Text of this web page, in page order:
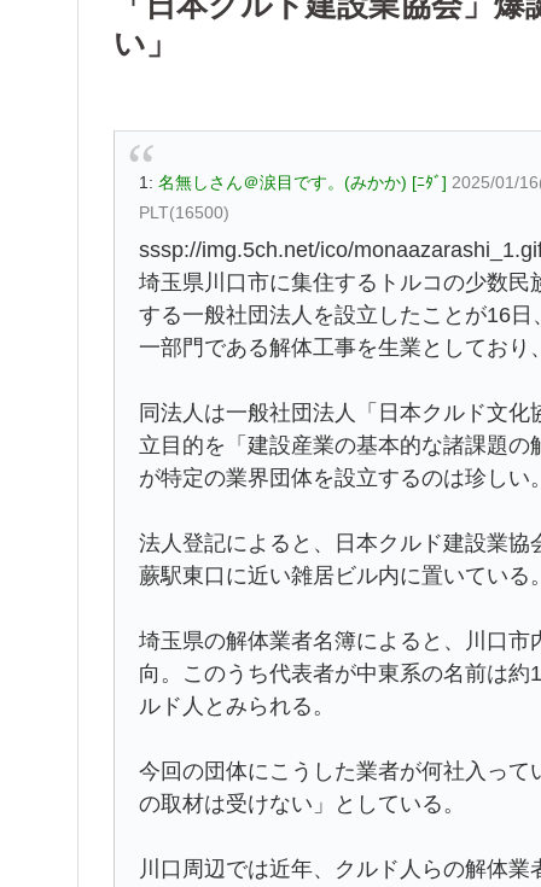
い」
1: 名無しさん＠涙目です。(みかか) [ﾆﾀﾞ] 2025/01/
PLT(16500)
sssp://img.5ch.net/ico/
埼玉県川口市に集住するトルコの少数
する一般社団法人を設立したことが16
一部門である解体工事を生業としてお
同法人は一般社団法人「日本クルド文
立目的を「建設産業の基本的な諸課題
が特定の業界団体を設立するのは珍しい
法人登記によると、日本クルド建設業
蕨駅東口に近い雑居ビル内に置いている
埼玉県の解体業者名簿によると、川口
向。このうち代表者が中東系の名前は
ルド人とみられる。
今回の団体にこうした業者が何社入っ
の取材は受けない」としている。
川口周辺では近年、クルド人らの解体